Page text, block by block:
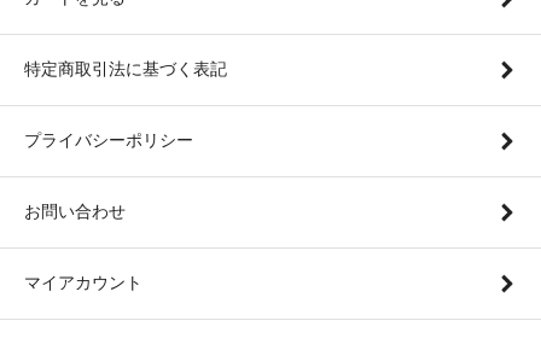
特定商取引法に基づく表記
プライバシーポリシー
お問い合わせ
マイアカウント